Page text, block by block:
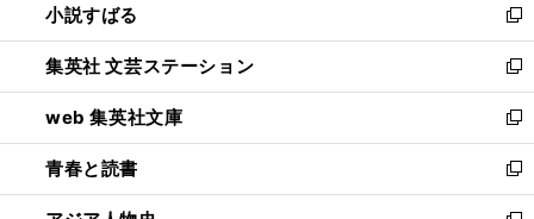
く
で
開
く
い
ウ
ィ
ン
ド
ウ
で
開
小説すばる
新
し
い
ウ
ィ
ン
ド
ウ
集英社 文芸ステーション
新
し
い
ウ
ィ
ン
web 集英社文庫
新
し
い
ウ
青春と読書
新
し